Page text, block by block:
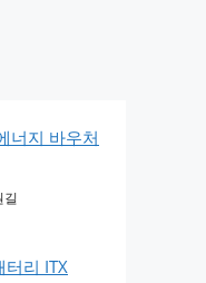
너지 바우처
길
리 ITX